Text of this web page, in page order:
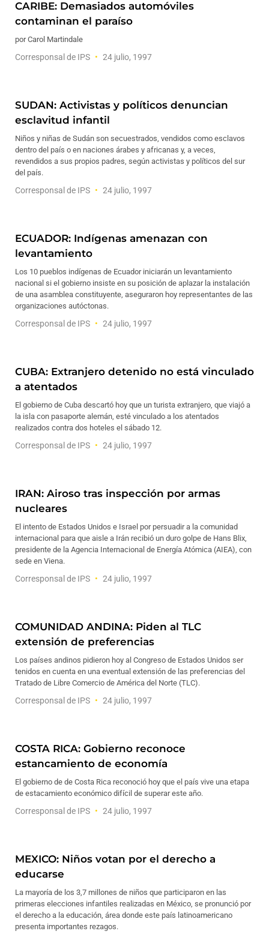
CARIBE: Demasiados automóviles
contaminan el paraíso
por Carol Martindale
Corresponsal de IPS 24 julio, 1997
SUDAN: Activistas y políticos denuncian
esclavitud infantil
Niños y niñas de Sudán son secuestrados, vendidos como esclavos
dentro del país o en naciones árabes y africanas y, a veces,
revendidos a sus propios padres, según activistas y políticos del sur
del país.
Corresponsal de IPS 24 julio, 1997
ECUADOR: Indígenas amenazan con
levantamiento
Los 10 pueblos indígenas de Ecuador iniciarán un levantamiento
nacional si el gobierno insiste en su posición de aplazar la instalación
de una asamblea constituyente, aseguraron hoy representantes de las
organizaciones autóctonas.
Corresponsal de IPS 24 julio, 1997
CUBA: Extranjero detenido no está vinculado
a atentados
El gobierno de Cuba descartó hoy que un turista extranjero, que viajó a
la isla con pasaporte alemán, esté vinculado a los atentados
realizados contra dos hoteles el sábado 12.
Corresponsal de IPS 24 julio, 1997
IRAN: Airoso tras inspección por armas
nucleares
El intento de Estados Unidos e Israel por persuadir a la comunidad
internacional para que aisle a Irán recibió un duro golpe de Hans Blix,
presidente de la Agencia Internacional de Energía Atómica (AIEA), con
sede en Viena.
Corresponsal de IPS 24 julio, 1997
COMUNIDAD ANDINA: Piden al TLC
extensión de preferencias
Los países andinos pidieron hoy al Congreso de Estados Unidos ser
tenidos en cuenta en una eventual extensión de las preferencias del
Tratado de Libre Comercio de América del Norte (TLC).
Corresponsal de IPS 24 julio, 1997
COSTA RICA: Gobierno reconoce
estancamiento de economía
El gobierno de de Costa Rica reconoció hoy que el país vive una etapa
de estacamiento económico difícil de superar este año.
Corresponsal de IPS 24 julio, 1997
MEXICO: Niños votan por el derecho a
educarse
La mayoría de los 3,7 millones de niños que participaron en las
primeras elecciones infantiles realizadas en México, se pronunció por
el derecho a la educación, área donde este país latinoamericano
presenta importantes rezagos.